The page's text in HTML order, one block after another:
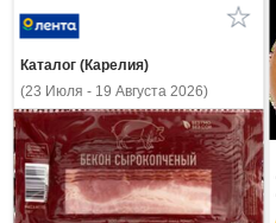
Каталог (Карелия)
(23 Июля - 19 Августа 2026)